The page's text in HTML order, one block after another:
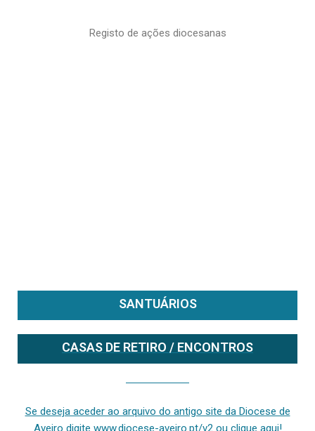
Registo de ações diocesanas
SANTUÁRIOS
CASAS DE RETIRO / ENCONTROS
Se deseja aceder ao arquivo do antigo site da Diocese de
Aveiro digite www.diocese-aveiro.pt/v2 ou clique aqui!